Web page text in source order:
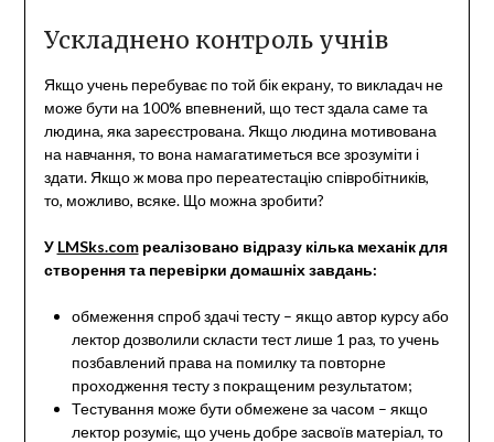
Ускладнено контроль учнів
Якщо учень перебуває по той бік екрану, то викладач не
може бути на 100% впевнений, що тест здала саме та
людина, яка зареєстрована. Якщо людина мотивована
на навчання, то вона намагатиметься все зрозуміти і
здати. Якщо ж мова про переатестацію співробітників,
то, можливо, всяке. Що можна зробити?
У LMSks.comреалізовано відразу кілька механік для
створення та перевірки домашніх завдань:
обмеження спроб здачі тесту – якщо автор курсу або
лектор дозволили скласти тест лише 1 раз, то учень
позбавлений права на помилку та повторне
проходження тесту з покращеним результатом;
Тестування може бути обмежене за часом – якщо
лектор розуміє, що учень добре засвоїв матеріал, то